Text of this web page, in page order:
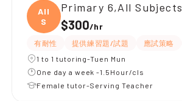
All
S
Primary 6,All Subjects
$300/hr
有耐性 提供練習題/試題 應試策略
1 to 1 tutoring-Tuen Mun
One day a week -1.5Hour/cls
Female tutor-Serving Teacher